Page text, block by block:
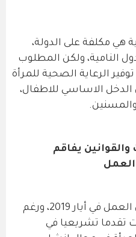
هي مكلفة على الدولة،
النامية، ولكن المطلوب
الرعاية الصحية للمرأة
الاساسي للاطفال،
يفاقم
أجريت التعديلات على قانون العمل في أيار 2019، ورغم
تقدما تشريعيا في